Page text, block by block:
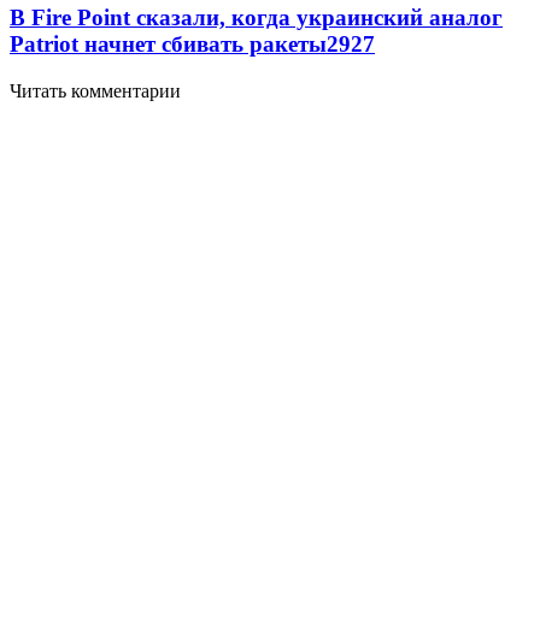
В Fire Point сказали, когда украинский аналог
Patriot начнет сбивать ракеты2927
Читать комментарии